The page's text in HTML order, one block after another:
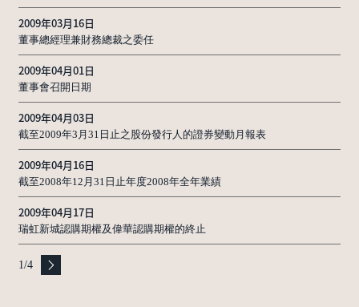
2009年03月16日
董事總經理兼財務總裁之委任
2009年04月01日
董事會召開日期
2009年04月03日
截至2009年3月31日止之股份發行人的證券變動月報表
2009年04月16日
截至2008年12月31日止年度2008年全年業績
2009年04月17日
瑞虹新城認購期權及偉華認購期權的終止
1/4